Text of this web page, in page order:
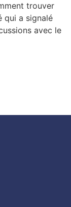
trouver
qui a signalé
avec le